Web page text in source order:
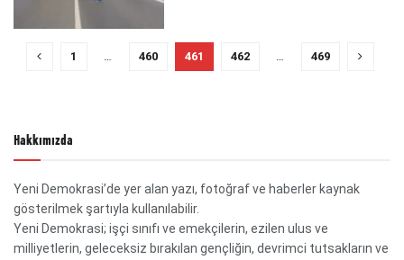
1 … 460 461 462 … 469
Hakkımızda
Yeni Demokrasi’de yer alan yazı, fotoğraf ve haberler kaynak
gösterilmek şartıyla kullanılabilir.
Yeni Demokrasi; işçi sınıfı ve emekçilerin, ezilen ulus ve
milliyetlerin, geleceksiz bırakılan gençliğin, devrimci tutsakların ve